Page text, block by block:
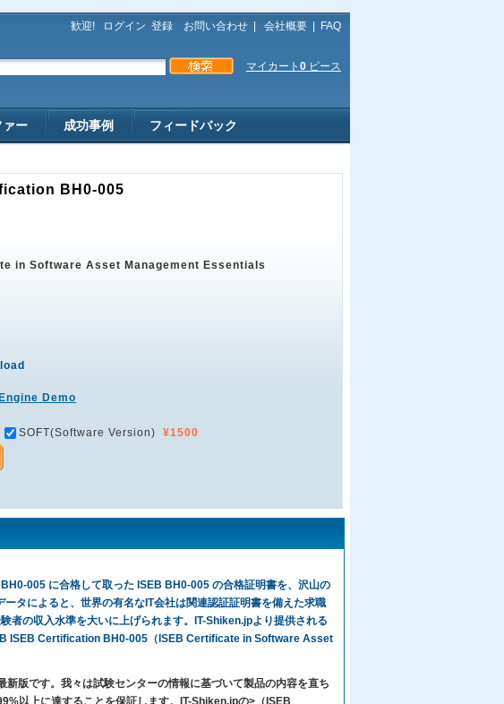
歓迎! ログイン 登録 お問い合わせ 会社概要 FAQ
マイカート 0 ピース
ァー 成功事例 フィードバック
BH0-005
in Software Asset Management Essentials
Demo
SOFT(Software Version) ¥1500
005 に合格して取った ISEB BH0-005 の合格証明書を、沢山の
タによると、世界の有名なIT会社は関連認証証明書を備えた求職
者の収入水準を大いに上げられます。IT-Shiken.jpより提供される
ISEB Certification BH0-005（ISEB Certificate in Software Asset
版です。我々は試験センターの情報に基づいて製品の内容を直ち
以上に達することを保証します。IT-Shiken.jpの>（ISEB